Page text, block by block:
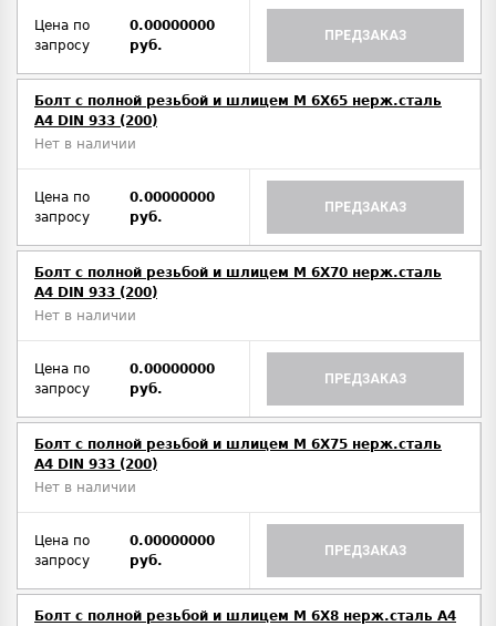
Цена по
запросу
0.00000000
руб.
ПРЕДЗАКАЗ
Болт с полной резьбой и шлицем M 6Х65 нерж.сталь
A4 DIN 933 (200)
Нет в наличии
Цена по
запросу
0.00000000
руб.
ПРЕДЗАКАЗ
Болт с полной резьбой и шлицем M 6Х70 нерж.сталь
A4 DIN 933 (200)
Нет в наличии
Цена по
запросу
0.00000000
руб.
ПРЕДЗАКАЗ
Болт с полной резьбой и шлицем M 6Х75 нерж.сталь
A4 DIN 933 (200)
Нет в наличии
Цена по
запросу
0.00000000
руб.
ПРЕДЗАКАЗ
Болт с полной резьбой и шлицем M 6Х8 нерж.сталь A4